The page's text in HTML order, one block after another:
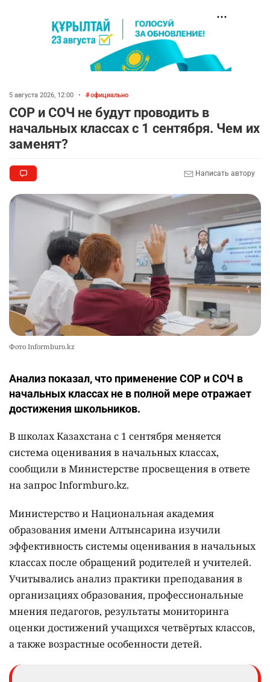
5 августа 2026, 12:00 • официально
СОР и СОЧ не будут проводить в
начальных классах с 1 сентября. Чем их
заменят?
Написать автору
Фото Informburo.kz
Анализ показал, что применение СОР и СОЧ в
начальных классах не в полной мере отражает
достижения школьников.
В школах Казахстана с 1 сентября меняется
система оценивания в начальных классах,
сообщили в Министерстве просвещения в ответе
на запрос Informburo.kz.
Министерство и Национальная академия
образования имени Алтынсарина изучили
эффективность системы оценивания в начальных
классах после обращений родителей и учителей.
Учитывались анализ практики преподавания в
организациях образования, профессиональные
мнения педагогов, результаты мониторинга
оценки достижений учащихся четвёртых классов,
а также возрастные особенности детей.